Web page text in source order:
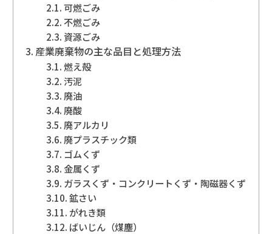
可燃ごみ
不燃ごみ
資源ごみ
産業廃棄物の主な品目と処理方法
燃え殻
汚泥
廃油
廃酸
廃アルカリ
廃プラスチック類
ゴムくず
金属くず
ガラスくず・コンクリートくず・陶磁器くず
鉱さい
がれき類
ばいじん（煤塵）